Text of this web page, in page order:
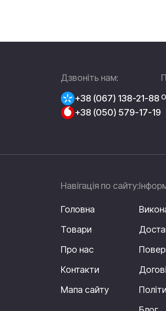
Дзвоніть нам:
+38 (067) 138-21-88
+38 (050) 579-17-19
Навігація по сайту:
Головна
Товари
Про нас
Контакти
Мапа сайту